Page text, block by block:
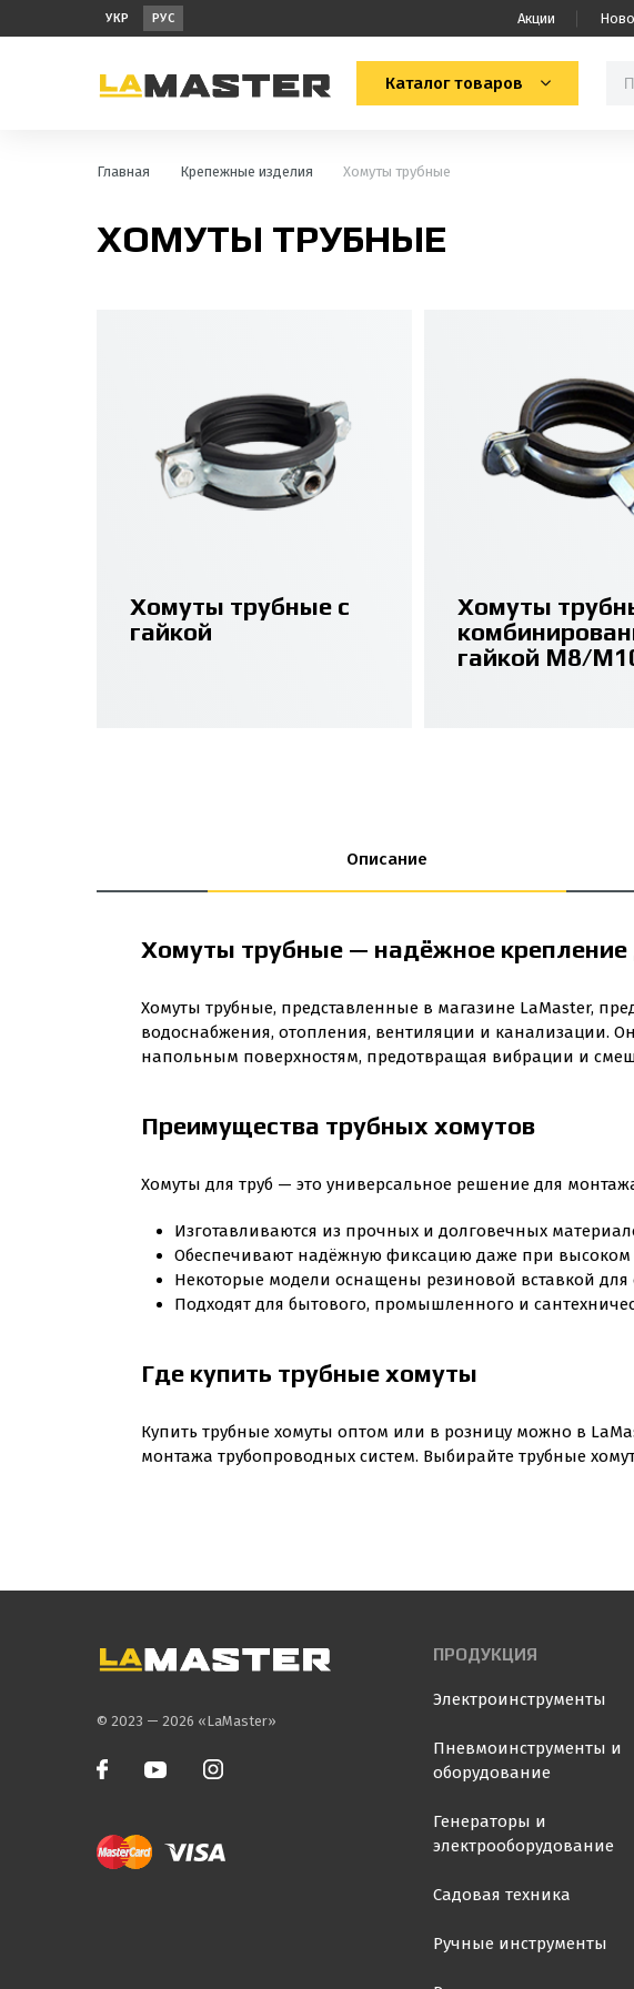
УКР РУС Акции
Каталог товаров
Главная Крепежные изделия Хомуты трубные
ХОМУТЫ ТРУБНЫЕ
Хомуты трубные с
гайкой
Хомуты
гайкой M8/
Описание
Хомуты трубные — надёжное крепление
Хомуты трубные, представленные в магазине LaMaster,
водоснабжения, отопления, вентиляции и канализации.
напольным поверхностям, предотвращая вибрации и
Преимущества трубных хомутов
Хомуты для труб — это универсальное решение для
Изготавливаются из прочных и долговечных
Обеспечивают надёжную фиксацию даже при высоком
Некоторые модели оснащены резиновой вставкой
Подходят для бытового, промышленного и
Где купить трубные хомуты
Купить трубные хомуты оптом или в розницу можно в
монтажа трубопроводных систем. Выбирайте трубные
© 2023 — 2026 «LaMaster»
ПРОДУКЦИЯ
Электроинструменты
Пневмоинструменты и
оборудование
Генераторы и
электрооборудование
Садовая техника
Ручные инструменты